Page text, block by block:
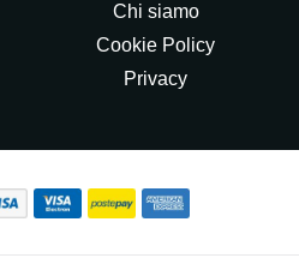
Chi siamo
Cookie Policy
Privacy